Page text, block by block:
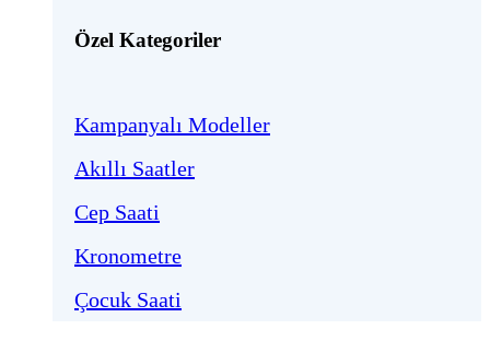
Özel Kategoriler
Kampanyalı Modeller
Akıllı Saatler
Cep Saati
Kronometre
Çocuk Saati